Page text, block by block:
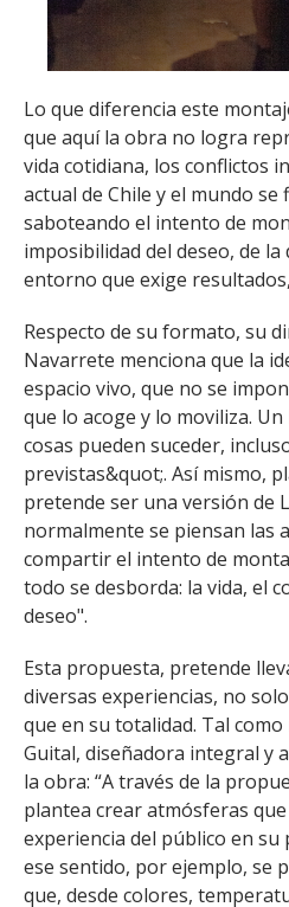
Lo que diferencia este
que aquí la obra no logra
vida cotidiana, los conflictos
actual de Chile y el mundo se
saboteando el intento de
imposibilidad del deseo, de
entorno que exige
Respecto de su formato, su
Navarrete menciona que la
espacio vivo, que no se
que lo acoge y lo moviliza.
cosas pueden suceder,
previstas&quot;. Así mismo,
pretende ser una versión de
normalmente se piensan las
compartir el intento de
todo se desborda: la vida, el
deseo".
Esta propuesta, pretende
diversas experiencias, no
que en su totalidad. Tal
Guital, diseñadora integral y
la obra: “A través de la
plantea crear atmósferas
experiencia del público en su
ese sentido, por ejemplo, se
que, desde colores,